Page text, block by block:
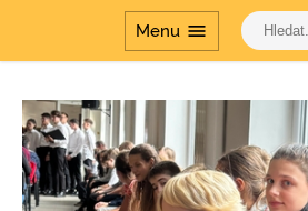
Menu menu